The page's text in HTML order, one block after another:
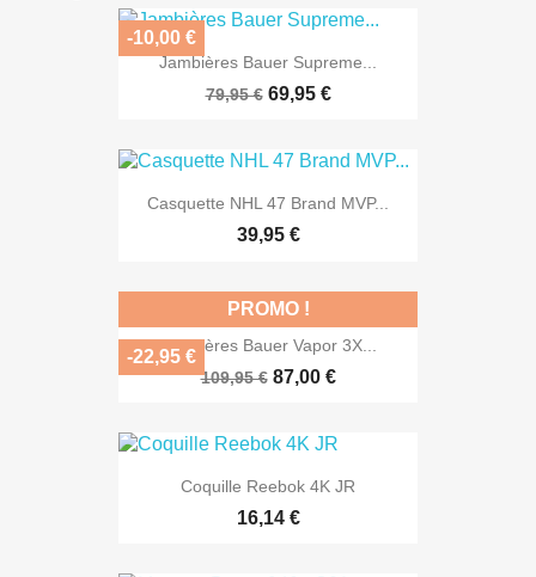
Jambières Bauer Supreme...
79,95 € 69,95 €
-10,00 €
Casquette NHL 47 Brand MVP...
39,95 €
Jambières Bauer Vapor 3X...
109,95 € 87,00 €
PROMO !
-22,95 €
Coquille Reebok 4K JR
16,14 €